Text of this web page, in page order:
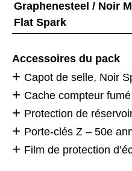
Graphenesteel / Noir
Flat Spark
Accessoires du pack
Capot de selle, Noir
Cache compteur
Protection de
Porte-clés Z – 50e
Film de protection